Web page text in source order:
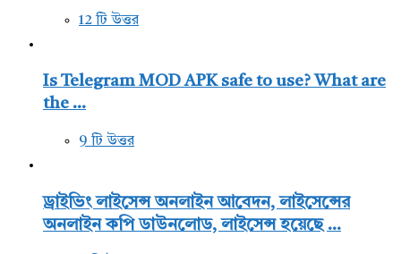
12 টি উত্তর
Is Telegram MOD APK safe to use? What are
the ...
9 টি উত্তর
ড্রাইভিং লাইসেন্স অনলাইন আবেদন, লাইসেন্সের
অনলাইন কপি ডাউনলোড, লাইসেন্স হয়েছে ...